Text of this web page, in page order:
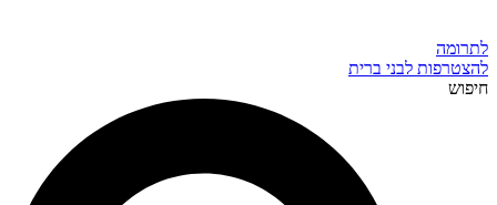
לתרומה
להצטרפות לבני ברית
חיפוש